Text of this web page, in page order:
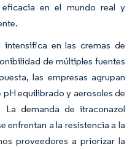
en el mundo real y
en las cremas de
de múltiples fuentes
las empresas agrupan
equilibrado y aerosoles de
La demanda de itraconazol
enfrentan a la resistencia a la
proveedores a priorizar la